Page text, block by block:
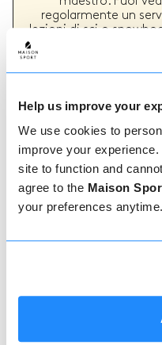
Help us improve your
We use cookies to
improve your
site to function and
agree to the Maison
your preferences anytime.
regolarmente un
lezioni di sci o
Come
semplice, il nostro
disposizione per
o parlate con il nostro